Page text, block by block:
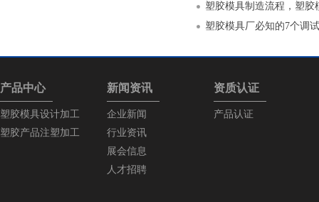
塑胶模具制造流程，塑胶
塑胶模具厂必知的7个调
产品中心
塑胶模具设计加工
塑胶产品注塑加工
新闻资讯
企业新闻
行业资讯
展会信息
人才招聘
资质认证
产品认证